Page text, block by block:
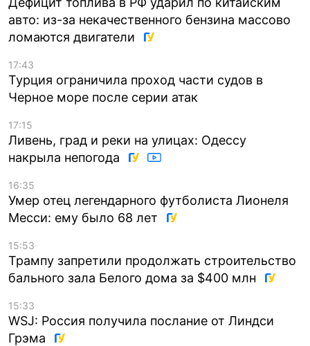
авто: из-за некачественного бензина массово
ломаются двигатели
17:43
Турция ограничила проход части судов в
Черное море после серии атак
17:15
Ливень, град и реки на улицах: Одессу
накрыла непогода
16:35
Умер отец легендарного футболиста Лионеля
Месси: ему было 68 лет
15:53
Трампу запретили продолжать строительство
бального зала Белого дома за $400 млн
15:33
WSJ: Россия получила послание от Линдси
Грэма